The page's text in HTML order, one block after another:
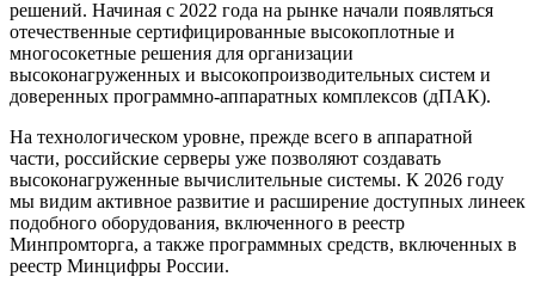
решений. Начиная с 2022 года на рынке начали появляться
отечественные сертифицированные высокоплотные и
многосокетные решения для организации
высоконагруженных и высокопроизводительных систем и
доверенных программно-аппаратных комплексов (дПАК).
На технологическом уровне, прежде всего в аппаратной
части, российские серверы уже позволяют создавать
высоконагруженные вычислительные системы. К 2026 году
мы видим активное развитие и расширение доступных линеек
подобного оборудования, включенного в реестр
Минпромторга, а также программных средств, включенных в
реестр Минцифры России.